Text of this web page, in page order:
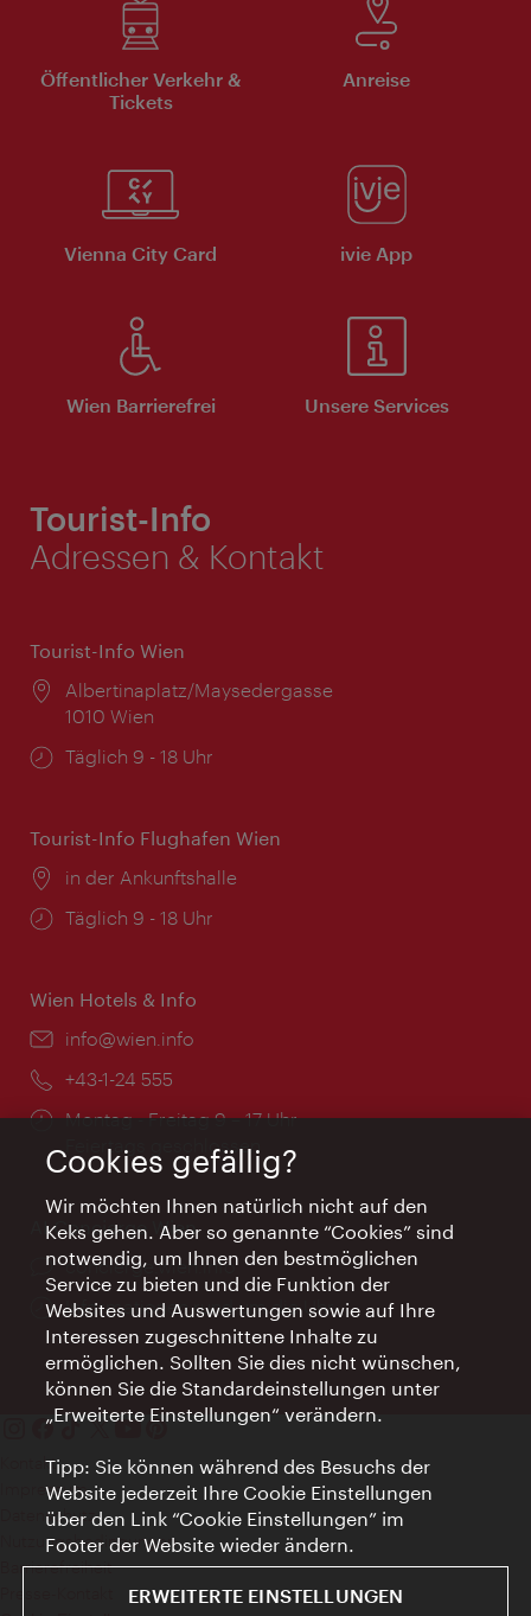
Öffentlicher Verkehr &
Tickets
Anreise
Vienna City Card ivie App
Wien Barrierefrei Unsere Services
Tourist-Info
Adressen & Kontakt
Tourist-Info Wien
Ort:
Albertinaplatz/Maysedergasse
1010 Wien
Öffnungszeiten:
Täglich 9 - 18 Uhr
Tourist-Info Flughafen Wien
Ort:
in der Ankunftshalle
Öffnungszeiten:
Täglich 9 - 18 Uhr
Wien Hotels & Info
Email:
info@wien.info
Telefon:
+43-1-24 555
Öffnungszeiten:
Montag - Freitag 9 – 17 Uhr
Feiertags geschlossen
AI Concierge Wien
Ort:
concierge.wien.info
Öffnungszeiten:
Informationen rund um die Uhr
Kontakt
Impressum
Datenschutz
Nutzungsbedingungen
Barrierefreiheit
Cookies gefällig?
Wir möchten Ihnen natürlich nicht auf den
Keks gehen. Aber so genannte “Cookies” sind
notwendig, um Ihnen den bestmöglichen
Service zu bieten und die Funktion der
Websites und Auswertungen sowie auf Ihre
Interessen zugeschnittene Inhalte zu
ermöglichen. Sollten Sie dies nicht wünschen,
können Sie die Standardeinstellungen unter
„Erweiterte Einstellungen“ verändern.
Tipp: Sie können während des Besuchs der
Website jederzeit Ihre Cookie Einstellungen
über den Link “Cookie Einstellungen” im
Footer der Website wieder ändern.
ERWEITERTE EINSTELLUNGEN